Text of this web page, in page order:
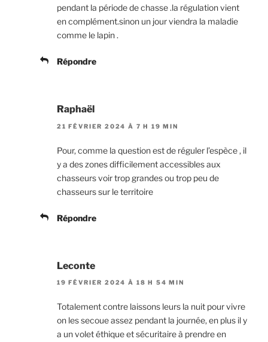
pendant la période de chasse .la régulation vient
en complément.sinon un jour viendra la maladie
comme le lapin .
Répondre
Raphaël
21 FÉVRIER 2024 À 7 H 19 MIN
Pour, comme la question est de réguler l’espèce , il
y a des zones difficilement accessibles aux
chasseurs voir trop grandes ou trop peu de
chasseurs sur le territoire
Répondre
Leconte
19 FÉVRIER 2024 À 18 H 54 MIN
Totalement contre laissons leurs la nuit pour vivre
on les secoue assez pendant la journée, en plus il y
a un volet éthique et sécuritaire à prendre en